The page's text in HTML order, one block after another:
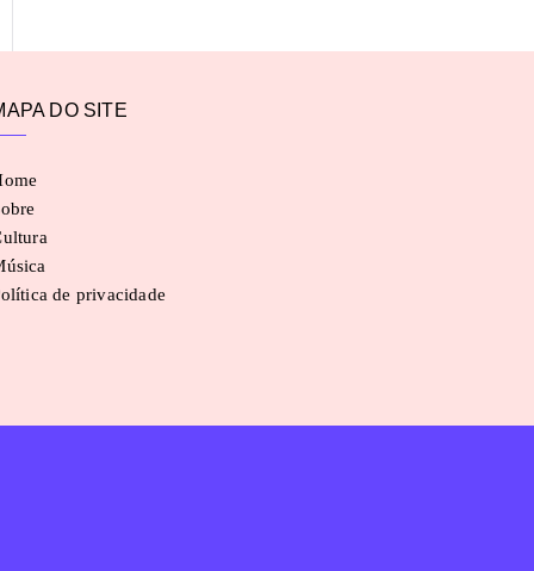
DO SITE
de privacidade